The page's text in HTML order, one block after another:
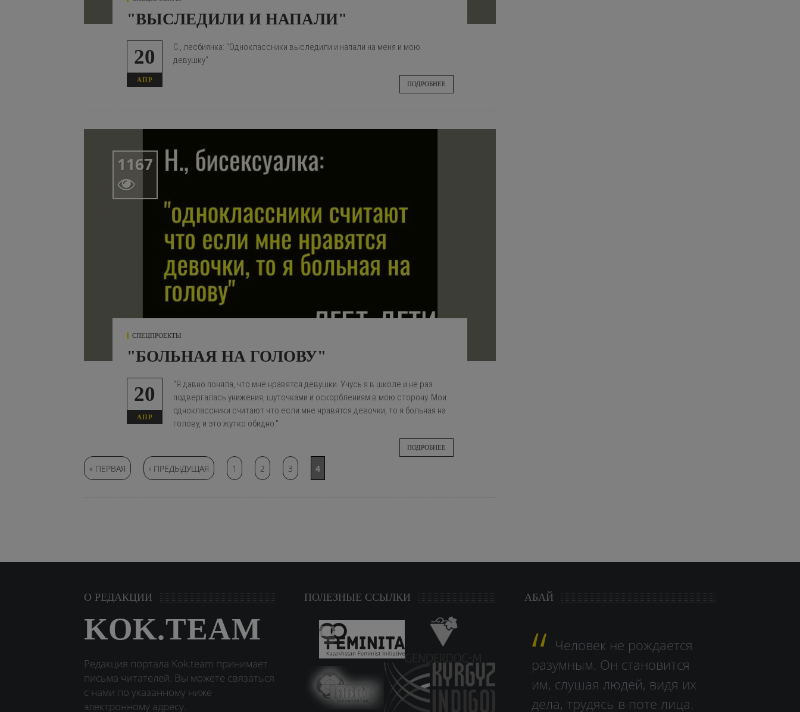
"ВЫСЛЕДИЛИ И НАПАЛИ"
20
АПР
С., лесбиянка: "Одноклассники выследили и напали на меня и мою
девушку"
ПОДРОБНЕЕ
1167

СПЕЦПРОЕКТЫ
"БОЛЬНАЯ НА ГОЛОВУ"
20
АПР
"Я давно поняла, что мне нравятся девушки. Учусь я в школе и не раз
подвергалась унижения, шуточками и оскорблениям в мою сторону. Мои
одноклассники считают что если мне нравятся девочки, то я больная на
голову, и это жутко обидно."
ПОДРОБНЕЕ
Страницы
« ПЕРВАЯ ‹ ПРЕДЫДУЩАЯ 1 2 3 4
О РЕДАКЦИИ
KOK.TEAM
Редакция портала Kok.team принимает
письма читателей. Вы можете связаться
с нами по указанному ниже
электронному адресу.
ПОЛЕЗНЫЕ ССЫЛКИ АБАЙ
Человек не рождается
разумным. Он становится
им, слушая людей, видя их
дела, тру­дясь в поте лица.